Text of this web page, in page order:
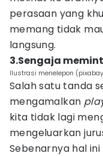
perasaan yang
memang tidak
langsung.
3.Sengaja
Ilustrasi menelepon
Salah satu tanda
mengamalkan
kita tidak lagi
mengeluarkan
Sebenarnya hal